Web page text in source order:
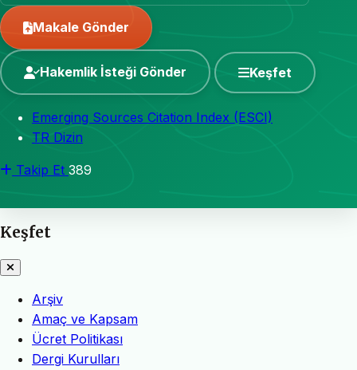
Makale Gönder
Hakemlik İsteği Gönder Keşfet
Emerging Sources Citation Index (ESCI)
TR Dizin
Takip Et 389
Keşfet
Arşiv
Amaç ve Kapsam
Ücret Politikası
Dergi Kurulları